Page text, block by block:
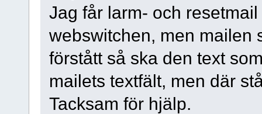
Jag får larm- och
webswitchen, men mailen
förstått så ska den text
mailets textfält, men där
Tacksam för hjälp.